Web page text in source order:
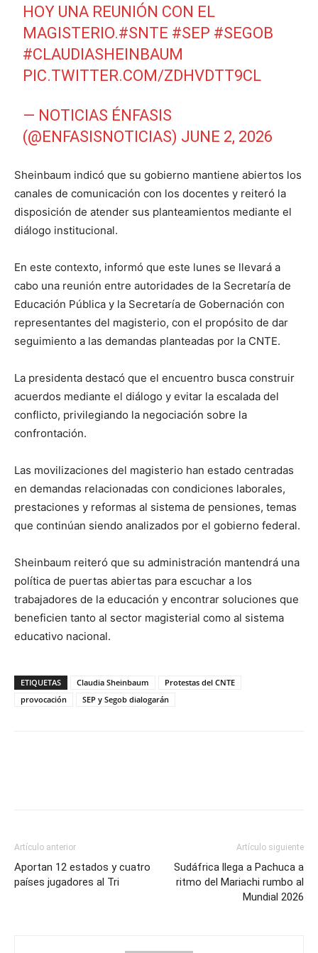
HOY UNA REUNIÓN CON EL
MAGISTERIO.#SNTE #SEP #SEGOB
#CLAUDIASHEINBAUM
PIC.TWITTER.COM/ZDHVDTT9CL
— NOTICIAS ÉNFASIS
(@ENFASISNOTICIAS) JUNE 2, 2026
Sheinbaum indicó que su gobierno mantiene abiertos los
canales de comunicación con los docentes y reiteró la
disposición de atender sus planteamientos mediante el
diálogo institucional.
En este contexto, informó que este lunes se llevará a
cabo una reunión entre autoridades de la Secretaría de
Educación Pública y la Secretaría de Gobernación con
representantes del magisterio, con el propósito de dar
seguimiento a las demandas planteadas por la CNTE.
La presidenta destacó que el encuentro busca construir
acuerdos mediante el diálogo y evitar la escalada del
conflicto, privilegiando la negociación sobre la
confrontación.
Las movilizaciones del magisterio han estado centradas
en demandas relacionadas con condiciones laborales,
prestaciones y reformas al sistema de pensiones, temas
que continúan siendo analizados por el gobierno federal.
Sheinbaum reiteró que su administración mantendrá una
política de puertas abiertas para escuchar a los
trabajadores de la educación y encontrar soluciones que
beneficien tanto al sector magisterial como al sistema
educativo nacional.
ETIQUETAS Claudia Sheinbaum
Protestas del CNTE
provocación
SEP y Segob dialogarán
Artículo anterior
Aportan 12 estados y cuatro
países jugadores al Tri
Artículo siguiente
Sudáfrica llega a Pachuca a
ritmo del Mariachi rumbo al
Mundial 2026